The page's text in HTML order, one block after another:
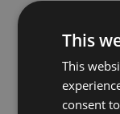
This
This
consent